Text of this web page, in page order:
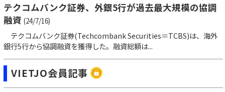
テクコムバンク証券、外銀5行が過去最大規模の協調
融資 (24/7/16)
テクコムバンク証券(Techcombank Securities＝TCBS)は、海外
銀行5行から協調融資を獲得した。融資総額は...
VIETJO会員記事